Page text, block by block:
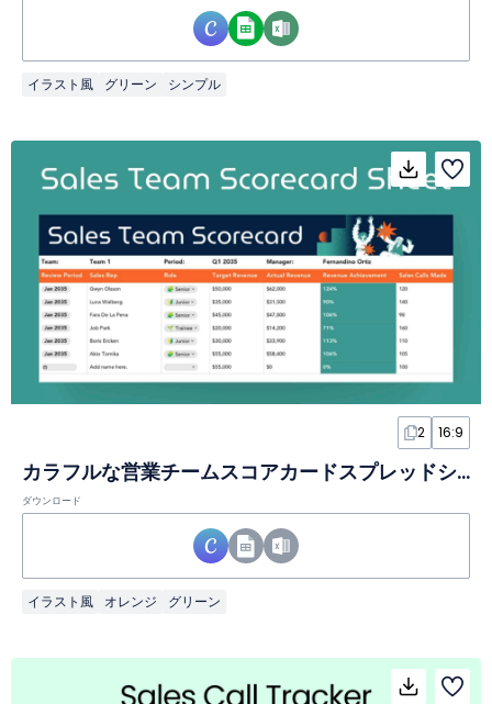
イラスト風 グリーン シンプル
2 16:9
カラフルな営業チームスコアカードスプレッドシート
ダウンロード
イラスト風 オレンジ グリーン